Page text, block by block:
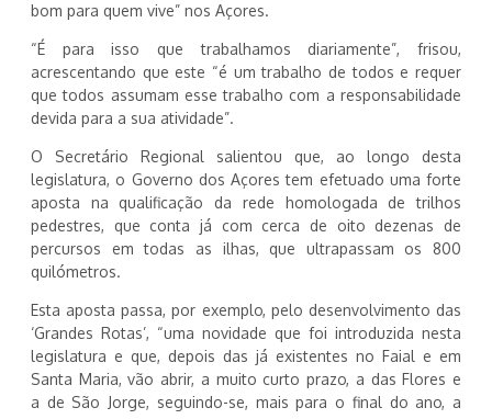
bom para quem vive” nos Açores.
“É para isso que trabalhamos diariamente”, frisou,
acrescentando que este “é um trabalho de todos e requer
que todos assumam esse trabalho com a responsabilidade
devida para a sua atividade”.
O Secretário Regional salientou que, ao longo desta
legislatura, o Governo dos Açores tem efetuado uma forte
aposta na qualificação da rede homologada de trilhos
pedestres, que conta já com cerca de oito dezenas de
percursos em todas as ilhas, que ultrapassam os 800
quilómetros.
Esta aposta passa, por exemplo, pelo desenvolvimento das
‘Grandes Rotas’, “uma novidade que foi introduzida nesta
legislatura e que, depois das já existentes no Faial e em
Santa Maria, vão abrir, a muito curto prazo, a das Flores e
a de São Jorge, seguindo-se, mais para o final do ano, a